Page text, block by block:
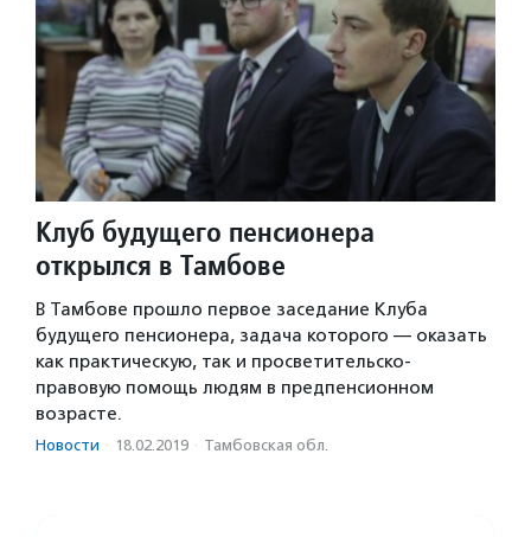
Клуб будущего пенсионера
открылся в Тамбове
В Тамбове прошло первое заседание Клуба
будущего пенсионера, задача которого — оказать
как практическую, так и просветительско-
правовую помощь людям в предпенсионном
возрасте.
Новости · 18.02.2019 · Тамбовская обл.